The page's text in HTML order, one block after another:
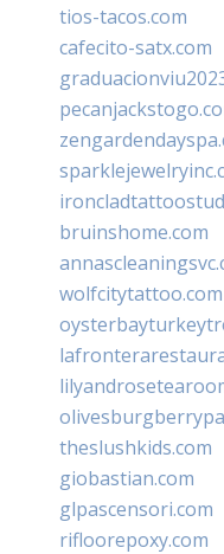
tios-tacos.com
cafecito-satx.com
bruinshome.com
wolfcitytattoo.com
theslushkids.com
giobastian.com
glpascensori.com
rifloorepoxy.com